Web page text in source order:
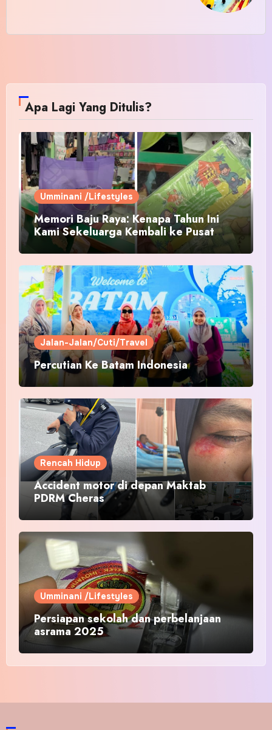
Apa Lagi Yang Ditulis?
Umminani /Lifestyles
Memori Baju Raya: Kenapa Tahun Ini
Kami Sekeluarga Kembali ke Pusat
Pakaian Hari-Hari?
Jalan-Jalan/Cuti/Travel
Percutian Ke Batam Indonesia
Rencah Hidup
Accident motor di depan Maktab
PDRM Cheras
Umminani /Lifestyles
Persiapan sekolah dan perbelanjaan
asrama 2025